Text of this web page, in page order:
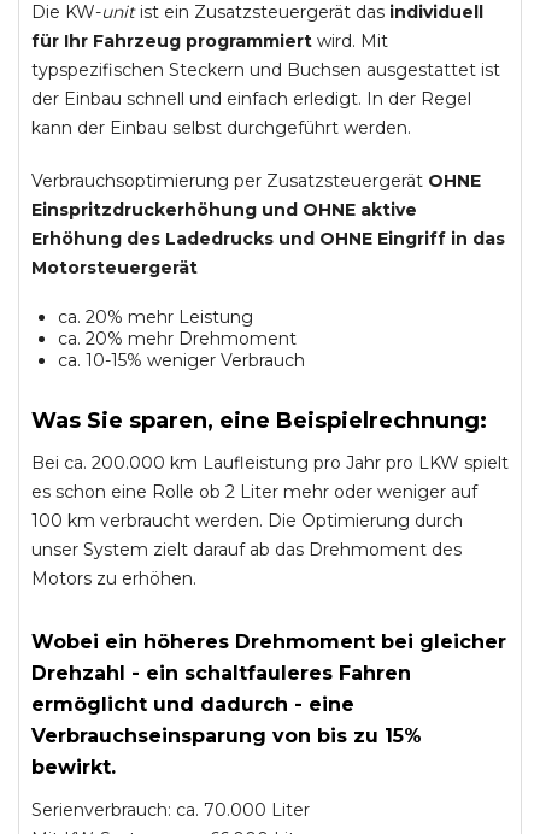
Die KW-unitist ein Zusatzsteuergerät das individuell
für Ihr Fahrzeug programmiert wird. Mit
typspezifischen Steckern und Buchsen ausgestattet ist
der Einbau schnell und einfach erledigt. In der Regel
kann der Einbau selbst durchgeführt werden.
Verbrauchsoptimierung per Zusatzsteuergerät OHNE
Einspritzdruckerhöhung und OHNE aktive
Erhöhung des Ladedrucks und OHNE Eingriff in das
Motorsteuergerät
ca. 20% mehr Leistung
ca. 20% mehr Drehmoment
ca. 10-15% weniger Verbrauch
Was Sie sparen, eine Beispielrechnung:
Bei ca. 200.000 km Laufleistung pro Jahr pro LKW spielt
es schon eine Rolle ob 2 Liter mehr oder weniger auf
100 km verbraucht werden. Die Optimierung durch
unser System zielt darauf ab das Drehmoment des
Motors zu erhöhen.
Wobei ein höheres Drehmoment bei gleicher
Drehzahl - ein schaltfauleres Fahren
ermöglicht und dadurch - eine
Verbrauchseinsparung von bis zu 15%
bewirkt.
Serienverbrauch: ca. 70.000 Liter